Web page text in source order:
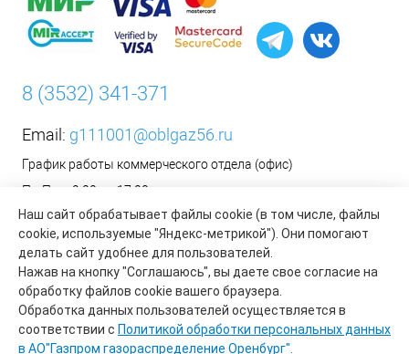
Наш сайт обрабатывает файлы cookie (в том числе, файлы
cookie, используемые "Яндекс-метрикой"). Они помогают
делать сайт удобнее для пользователей.
Нажав на кнопку "Соглашаюсь", вы даете свое согласие на
обработку файлов cookie вашего браузера.
Обработка данных пользователей осуществляется в
соответствии с Политикой обработки персональных данных
в АО"Газпром газораспределение Оренбург".
8 (3532) 341-371
Email: g111001@oblgaz56.ru
График работы коммерческого отдела (офис)
Пн-Пт: с 9:00 до 17:00
Сб-Вс: Выходной
__________________________________________
Оформить заявку на установку бытового газового
оборудования возможно на сайте организации АО «Газпром
газораспределение Оренбург»:https://www.oblgaz56.ru/